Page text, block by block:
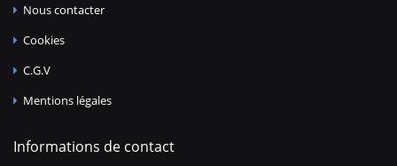
Nous contacter
Cookies
C.G.V
Mentions légales
Informations de contact